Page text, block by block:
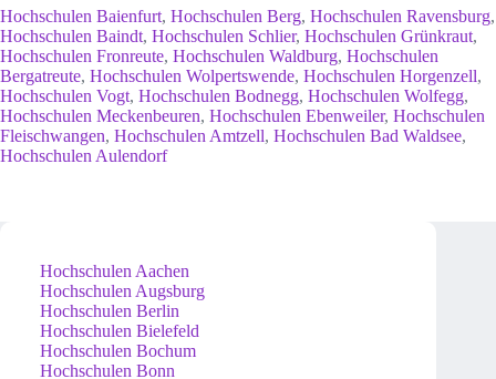
Hochschulen Baienfurt, Hochschulen Berg, Hochschulen Ravensburg,
Hochschulen Baindt, Hochschulen Schlier, Hochschulen Grünkraut,
Hochschulen Fronreute, Hochschulen Waldburg, Hochschulen
Bergatreute, Hochschulen Wolpertswende, Hochschulen Horgenzell,
Hochschulen Vogt, Hochschulen Bodnegg, Hochschulen Wolfegg,
Hochschulen Meckenbeuren, Hochschulen Ebenweiler, Hochschulen
Fleischwangen, Hochschulen Amtzell, Hochschulen Bad Waldsee,
Hochschulen Aulendorf
Hochschulen Aachen
Hochschulen Augsburg
Hochschulen Berlin
Hochschulen Bielefeld
Hochschulen Bochum
Hochschulen Bonn